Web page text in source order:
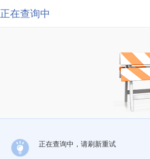
正在查询中
正在查询中，请刷新重试